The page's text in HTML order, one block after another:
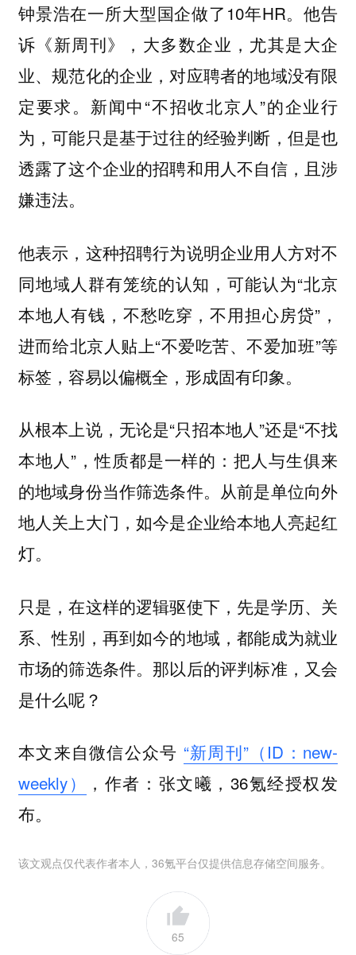
钟景浩在一所大型国企做了10年HR。他告
诉《新周刊》，大多数企业，尤其是大企
业、规范化的企业，对应聘者的地域没有限
定要求。新闻中“不招收北京人”的企业行
为，可能只是基于过往的经验判断，但是也
透露了这个企业的招聘和用人不自信，且涉
嫌违法。
他表示，这种招聘行为说明企业用人方对不
同地域人群有笼统的认知，可能认为“北京
本地人有钱，不愁吃穿，不用担心房贷”，
进而给北京人贴上“不爱吃苦、不爱加班”等
标签，容易以偏概全，形成固有印象。
从根本上说，无论是“只招本地人”还是“不找
本地人”，性质都是一样的：把人与生俱来
的地域身份当作筛选条件。从前是单位向外
地人关上大门，如今是企业给本地人亮起红
灯。
只是，在这样的逻辑驱使下，先是学历、关
系、性别，再到如今的地域，都能成为就业
市场的筛选条件。那以后的评判标准，又会
是什么呢？
本文来自微信公众号 “新周刊”（ID：new-
weekly）
，作者：张文曦，36氪经授权发
布。
该文观点仅代表作者本人，36氪平台仅提供信息存储空间服务。
65